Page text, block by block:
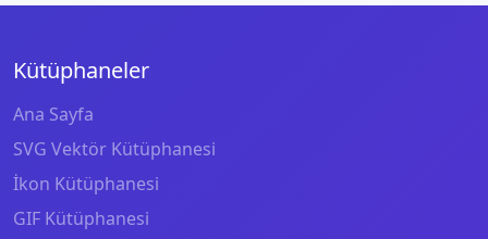
Kütüphaneler
Ana Sayfa
SVG Vektör Kütüphanesi
İkon Kütüphanesi
GIF Kütüphanesi